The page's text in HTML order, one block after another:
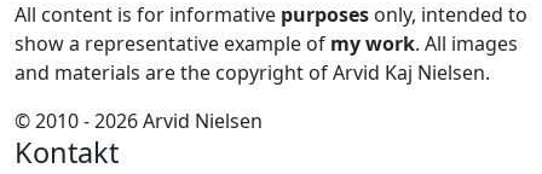
All content is for informative purposes only, intended to
show a representative example of my work. All images
and materials are the copyright of Arvid Kaj Nielsen.
© 2010 - 2026 Arvid Nielsen
Kontakt